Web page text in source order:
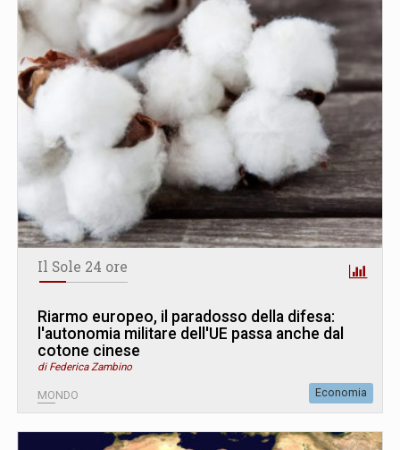
Il Sole 24 ore
Riarmo europeo, il paradosso della difesa:
l'autonomia militare dell'UE passa anche dal
cotone cinese
di Federica Zambino
MONDO Economia